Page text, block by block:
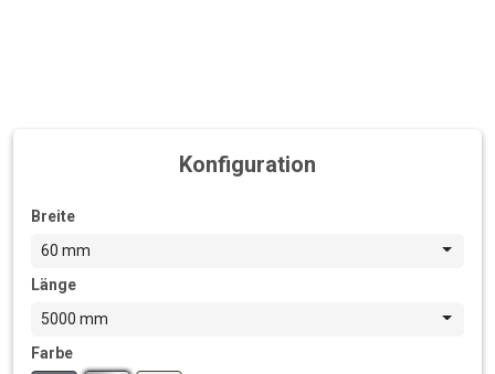
Konfiguration
Breite
60 mm
Länge
5000 mm
Farbe